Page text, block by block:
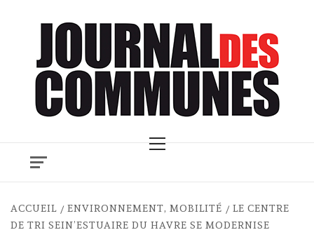
Menu
ACCUEIL ENVIRONNEMENT, MOBILITÉ
LE CENTRE
DE TRI SEIN’ESTUAIRE DU HAVRE SE MODERNISE